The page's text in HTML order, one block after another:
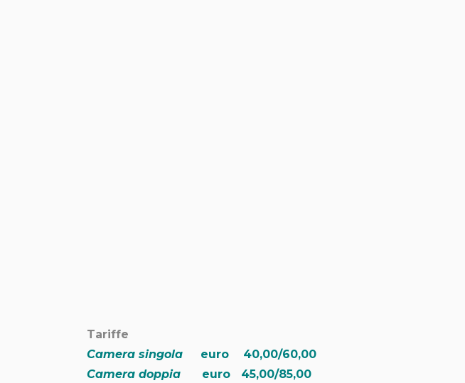
Tariffe
Camera singola euro 40,00/60,00
Camera doppia
euro 45,00/85,00